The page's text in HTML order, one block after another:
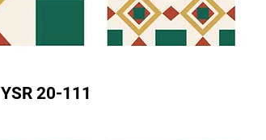
YSR 20-111